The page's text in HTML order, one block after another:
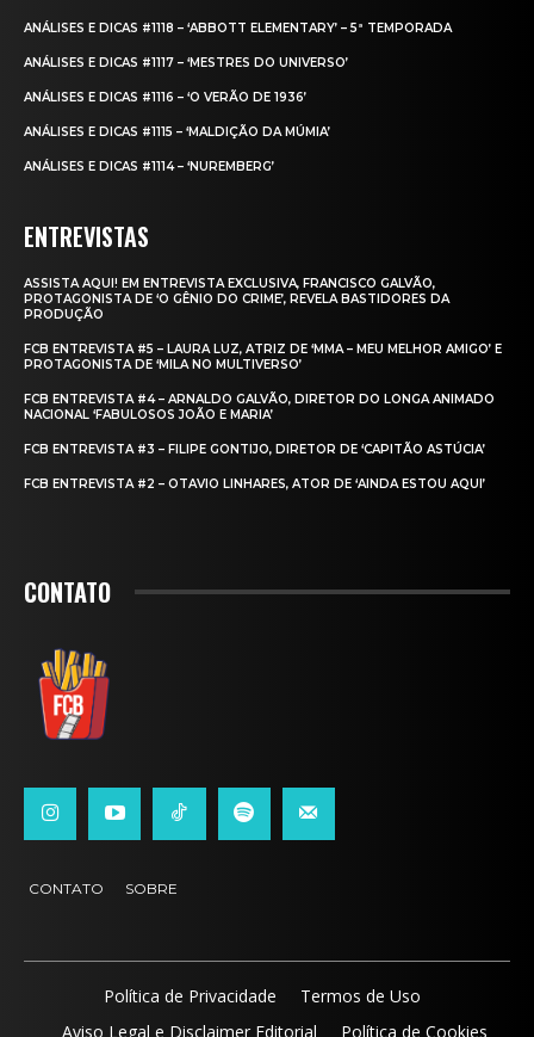
ANÁLISES E DICAS #1118 – ‘ABBOTT ELEMENTARY’ – 5ª TEMPORADA
ANÁLISES E DICAS #1117 – ‘MESTRES DO UNIVERSO’
ANÁLISES E DICAS #1116 – ‘O VERÃO DE 1936’
ANÁLISES E DICAS #1115 – ‘MALDIÇÃO DA MÚMIA’
ANÁLISES E DICAS #1114 – ‘NUREMBERG’
ENTREVISTAS
ASSISTA AQUI! EM ENTREVISTA EXCLUSIVA, FRANCISCO GALVÃO,
PROTAGONISTA DE ‘O GÊNIO DO CRIME’, REVELA BASTIDORES DA
PRODUÇÃO
FCB ENTREVISTA #5 – LAURA LUZ, ATRIZ DE ‘MMA – MEU MELHOR AMIGO’ E
PROTAGONISTA DE ‘MILA NO MULTIVERSO’
FCB ENTREVISTA #4 – ARNALDO GALVÃO, DIRETOR DO LONGA ANIMADO
NACIONAL ‘FABULOSOS JOÃO E MARIA’
FCB ENTREVISTA #3 – FILIPE GONTIJO, DIRETOR DE ‘CAPITÃO ASTÚCIA’
FCB ENTREVISTA #2 – OTAVIO LINHARES, ATOR DE ‘AINDA ESTOU AQUI’
CONTATO
CONTATO SOBRE
Política de Privacidade
Termos de Uso
Aviso Legal e Disclaimer Editorial
Política de Cookies